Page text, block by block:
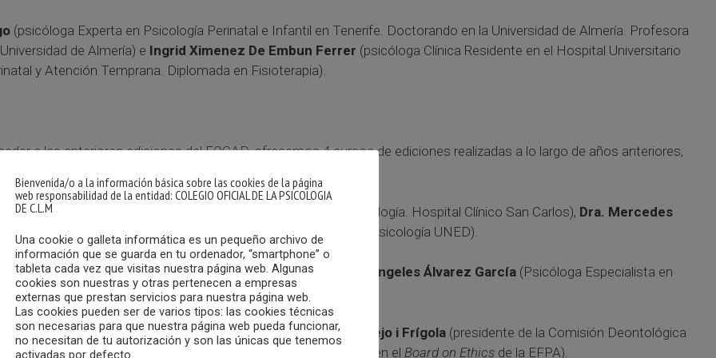
(psicóloga Experta en Psicología Perinatal e Infantil en Tenerife. Doctorando en la Universidad de Almería. Profesora
de Almería) e Ingrid Ximenez De Embun Ferrer (psicóloga Clínica Residente en el Hospital Universitario
y Atención Temprana. Diplomada en Fisioterapia).
a las anteriores ediciones del FOCAD, ofrecemos 4 cursos de ediciones realizadas a lo largo de años anteriores,
Flores (psicóloga Clínica. Servicio de Pediatría-Neonatología. Hospital Clínico San Carlos), Dra. Mercedes
Carlos) y Dra. Purificación Sierra (psicóloga. Facultad de Psicología UNED).
evaluación, intervención terapéutica y herramientas. Mariángeles Álvarez García(Psicóloga Especialista en
básicos en ética y deontología profesional.Vicent Bermejo i Frígola(presidente de la Comisión Deontológica
2013. Representante del Consejo General de la Psicología en el Board on Ethicsde la EFPA).
Bienvenida/o a la información básica sobre las cookies de la página
web responsabilidad de la entidad: COLEGIO OFICIAL DE LA PSICOLOGIA
DE C.L.M
Una cookie o galleta informática es un pequeño archivo de
información que se guarda en tu ordenador, “smartphone” o
tableta cada vez que visitas nuestra página web. Algunas
cookies son nuestras y otras pertenecen a empresas
externas que prestan servicios para nuestra página web.
Las cookies pueden ser de varios tipos: las cookies técnicas
son necesarias para que nuestra página web pueda funcionar,
no necesitan de tu autorización y son las únicas que tenemos
activadas por defecto.